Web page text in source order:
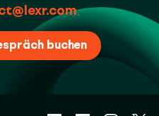
.
buchen